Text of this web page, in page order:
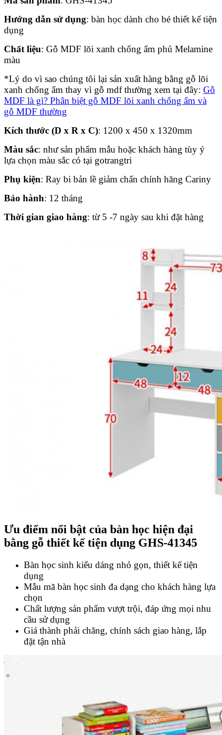
Hướng dẫn sử dụng: bàn học dành cho bé thiết kế tiện
dụng
Chất liệu: Gỗ MDF lõi xanh chống ẩm phủ Melamine
màu
*Lý do vì sao chúng tôi lại sản xuất hàng bằng gỗ lõi
xanh chống ẩm thay vì gỗ mdf thường xem tại đây: Gỗ
MDF là gì? Phân biệt gỗ MDF lõi xanh chống ẩm và
gỗ MDF thường
Kích thước (D x R x C): 1200 x 450 x 1320mm
Màu sắc: như sản phẩm mẫu hoặc khách hàng tùy ý
lựa chọn màu sắc có tại gotrangtri
Phụ kiện: Ray bi bản lề giảm chấn chính hãng Cariny
Bảo hành: 12 tháng
Thời gian giao hàng: từ 5 -7 ngày sau khi đặt hàng
Ưu điểm nổi bật của bàn học hiện đại
bằng gỗ thiết kế tiện dụng GHS-41345
Bàn học sinh kiểu dáng nhỏ gọn, thiết kế tiện
dụng
Mẫu mã bàn học sinh đa dạng cho khách hàng lựa
chọn
Chất lượng sản phẩm vượt trội, đáp ứng mọi nhu
cầu sử dụng
Giá thành phải chăng, chính sách giao hàng, lắp
đặt tận nhà